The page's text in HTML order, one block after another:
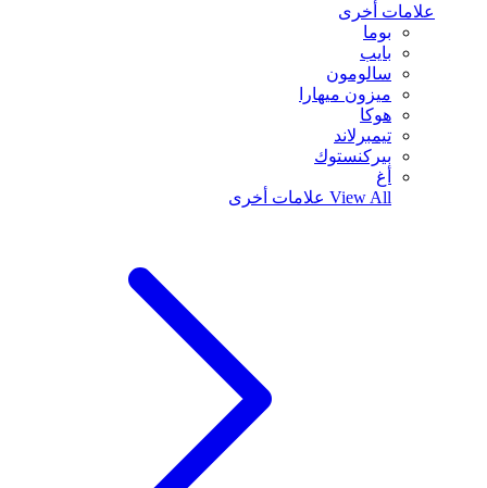
علامات أخرى
بوما
بايب
سالومون
ميزون ميهارا
هوكا
تيمبرلاند
بيركنستوك
أغ
View All علامات أخرى